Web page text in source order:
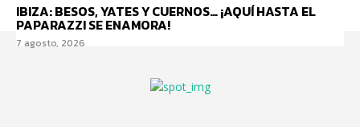
IBIZA: BESOS, YATES Y CUERNOS… ¡AQUÍ HASTA EL
PAPARAZZI SE ENAMORA!
7 agosto, 2026